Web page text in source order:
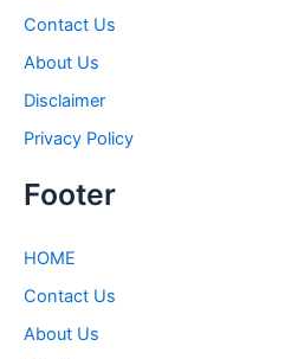
Contact Us
About Us
Disclaimer
Privacy Policy
Footer
HOME
Contact Us
About Us